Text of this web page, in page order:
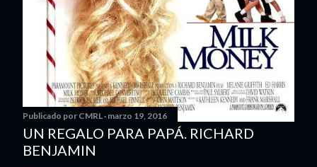
Publicado por CMRL marzo 19, 2016
UN REGALO PARA PAPÁ. RICHARD
BENJAMIN